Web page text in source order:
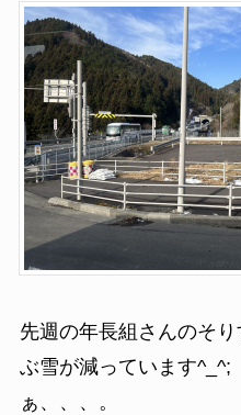
先週の年長組さんのそ
ぶ雪が減っています
ぁ、、、。